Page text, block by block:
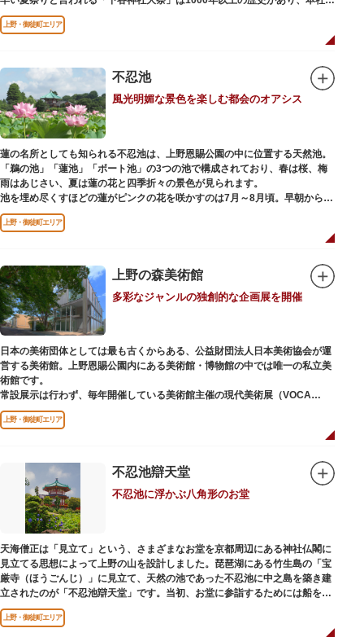
輿の渡御を行う「本祭り」と、町会神輿の渡御だけの「陰祭り」が隔年に行
われています。
本殿には、日本を代表する画家 横山大観による「龍」の天井絵が掲げられて
「句碑」や、初代・三笑亭可楽の寄席が境内で初めて開かれたという「寄席
発祥之地」の石碑などの見どころも。
オリジナルの朱印帳の販売や、月や日によって限定の御朱印頒布も行ってい
ます。
上野・御徒町エリア
不忍池
風光明媚な景色を楽しむ都会のオアシス
蓮の名所としても知られる不忍池は、上野恩賜公園の中に位置する天然池。
「鵜の池」「蓮池」「ボート池」の3つの池で構成されており、春は桜、梅
雨はあじさい、夏は蓮の花と四季折々の景色が見られます。
池を埋め尽くすほどの蓮がピンクの花を咲かすのは7月～8月頃。早朝から午
前のみ開花するので、シーズン中は多くの観光客が朝早くから池を訪れま
す。綺麗な蓮の花を近くから観察できるデッキを散歩しながら朝の不忍池を
から池を眺めれば、新しい発見ができるかもしれません。また、「鵜の池」
にはマガモ・オナガガモなどたくさんの鴨や渡り鳥が訪れます。大都会の中
でバードウォッチングができる珍しいスポットです。
ファミリーで、カップルで、または一人でゆったりと、思い思いの時間をお
過ごしください。
上野・御徒町エリア
上野の森美術館
多彩なジャンルの独創的な企画展を開催
日本の美術団体としては最も古くからある、公益財団法人日本美術協会が運
営する美術館。上野恩賜公園内にある美術館・博物館の中では唯一の私立美
術館です。
常設展示は行わず、毎年開催している美術館主催の現代美術展（VOCA
展）、公募展（上野の森美術館大賞展、日本の自然を描く展）のほか、マン
ガから書展にいたるまで定期的に多彩なジャンルの独創的な企画展を開催し
別館の1階には、小企画展などの開催もできる上野の森美術館ギャラリー、
そして、3階には上野の森アートスクールが設置され、初心者から熟練者を
対象とした油彩・アクリル、水彩、日本画のクラスや、週末に受講できる単
発講座などを開催しています。
上野・御徒町エリア
不忍池辯天堂
不忍池に浮かぶ八角形のお堂
天海僧正は「見立て」という、さまざまなお堂を京都周辺にある神社仏閣に
見立てる思想によって上野の山を設計しました。琵琶湖にある竹生島の「宝
厳寺（ほうごんじ）」に見立て、天然の池であった不忍池に中之島を築き建
立されたのが「不忍池辯天堂」です。当初、お堂に参詣するためには船を使
用していましたが、参詣者が増えたことから橋がかけられました。不忍池の
どこからでも参拝できるように、八角形の建物になったと言われ、7月から8
上野・御徒町エリア